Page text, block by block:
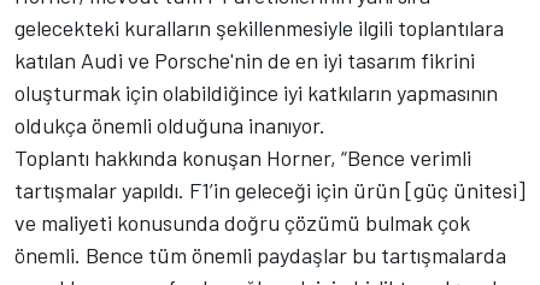
gelecekteki kuralların şekillenmesiyle ilgili toplantılara
katılan Audi ve Porsche'nin de en iyi tasarım fikrini
oluşturmak için olabildiğince iyi katkıların yapmasının
oldukça önemli olduğuna inanıyor.
Toplantı hakkında konuşan Horner, “Bence verimli
tartışmalar yapıldı. F1’in geleceği için ürün [güç ünitesi]
ve maliyeti konusunda doğru çözümü bulmak çok
önemli. Bence tüm önemli paydaşlar bu tartışmalarda